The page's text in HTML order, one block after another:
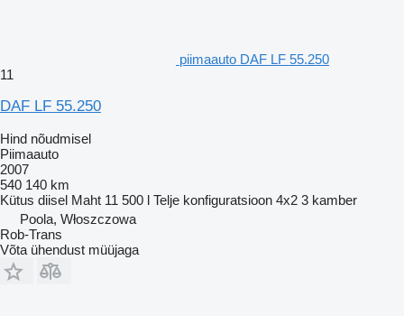
piimaauto DAF LF 55.250
11
DAF LF 55.250
Hind nõudmisel
Piimaauto
2007
540 140 km
Kütus diisel Maht 11 500 l Telje konfiguratsioon 4x2 3 kamber
Poola, Włoszczowa
Rob-Trans
Võta ühendust müüjaga